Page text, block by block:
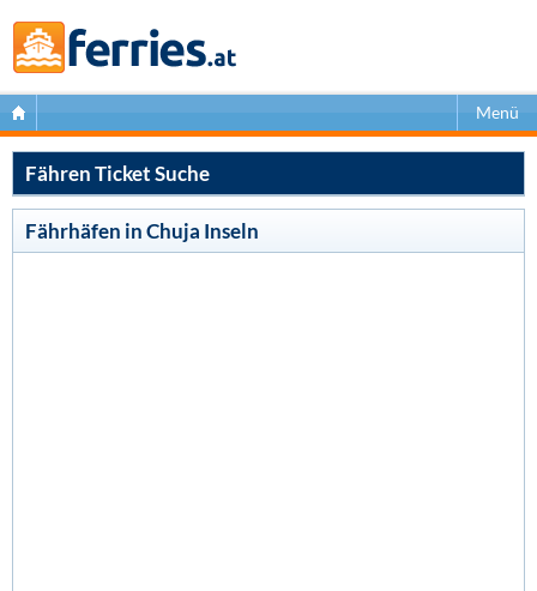
Menü
Fähren Ticket Suche
Fährhäfen in Chuja Inseln